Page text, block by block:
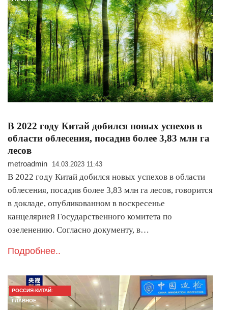
В 2022 году Китай добился новых успехов в
области облесения, посадив более 3,83 млн га
лесов
metroadmin 14.03.2023 11:43
В 2022 году Китай добился новых успехов в области
облесения, посадив более 3,83 млн га лесов, говорится
в докладе, опубликованном в воскресенье
канцелярией Государственного комитета по
озеленению. Согласно документу, в…
Подробнее..
РОССИЯ-КИТАЙ:
ГЛАВНОЕ